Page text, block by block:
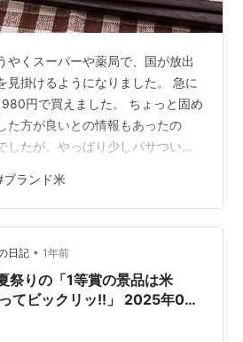
やくスーパーや薬局で、国が放出
見掛けるようになりました。 急に
円で買えました。 ちょっと固め
た方が良いとの情報もあったの
したが、やっぱり少しパサついて
。 けどコメとしての最低限の役割
炒飯や雑炊であれば全く問題ない
で食べていたブランド米（コシヒ
が実はすごくおいしかったんだな
したね。 ごはんなんて別に味しな
て食べるもの…
ブランド米
日記 • 1年前
祭りの「1等賞の景品は米
てビックリッ!!」 2025年08